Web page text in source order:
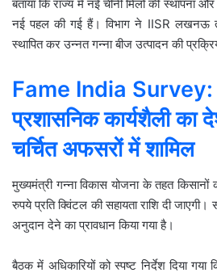
बताया कि राज्य में नई चीनी मिलों की स्थापना
नई पहल की गई हैं। विभाग ने IISR लखनऊ
स्थापित कर उन्नत गन्ना बीज उत्पादन की
Fame India Survey:
प्रशासनिक कार्यशैली का
चर्चित अफसरों में शामिल
मुख्यमंत्री गन्ना विकास योजना के तहत
रुपये प्रति क्विंटल की सहायता राशि दी जाएगी।
अनुदान देने का प्रावधान किया गया है।
बैठक में अधिकारियों को स्पष्ट निर्देश दिया